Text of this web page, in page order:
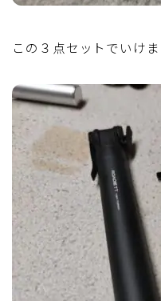
この３点セットでいけま